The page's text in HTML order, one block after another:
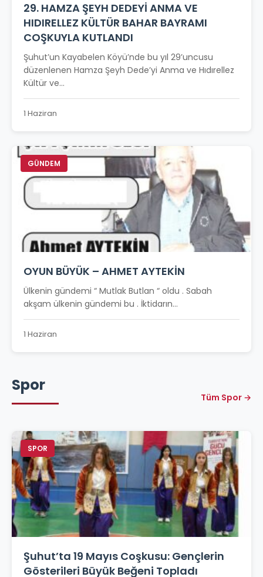
29. HAMZA ŞEYH DEDEYİ ANMA VE
HIDIRELLEZ KÜLTÜR BAHAR BAYRAMI
COŞKUYLA KUTLANDI
Şuhut’un Kayabelen Köyü’nde bu yıl 29’uncusu
düzenlenen Hamza Şeyh Dede’yi Anma ve Hıdırellez
Kültür ve...
1 Haziran
GÜNDEM
OYUN BÜYÜK – AHMET AYTEKİN
Ülkenin gündemi “ Mutlak Butlan “ oldu . Sabah
akşam ülkenin gündemi bu . İktidarın...
1 Haziran
Spor
Tüm Spor →
SPOR
Şuhut’ta 19 Mayıs Coşkusu: Gençlerin
Gösterileri Büyük Beğeni Topladı